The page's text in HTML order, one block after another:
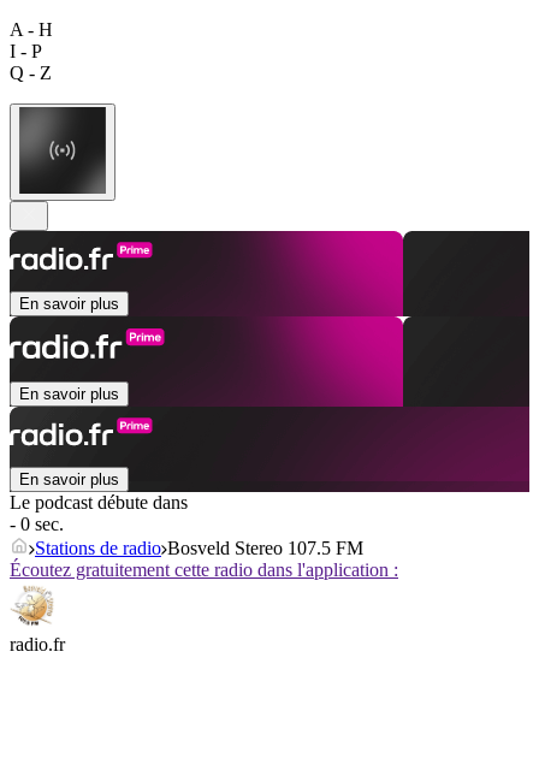
A - H
I - P
Q - Z
En savoir plus
En savoir plus
En savoir plus
Le podcast débute dans
- 0 sec.
Stations de radio Bosveld Stereo 107.5 FM
Écoutez gratuitement cette radio dans l'application :
radio.fr